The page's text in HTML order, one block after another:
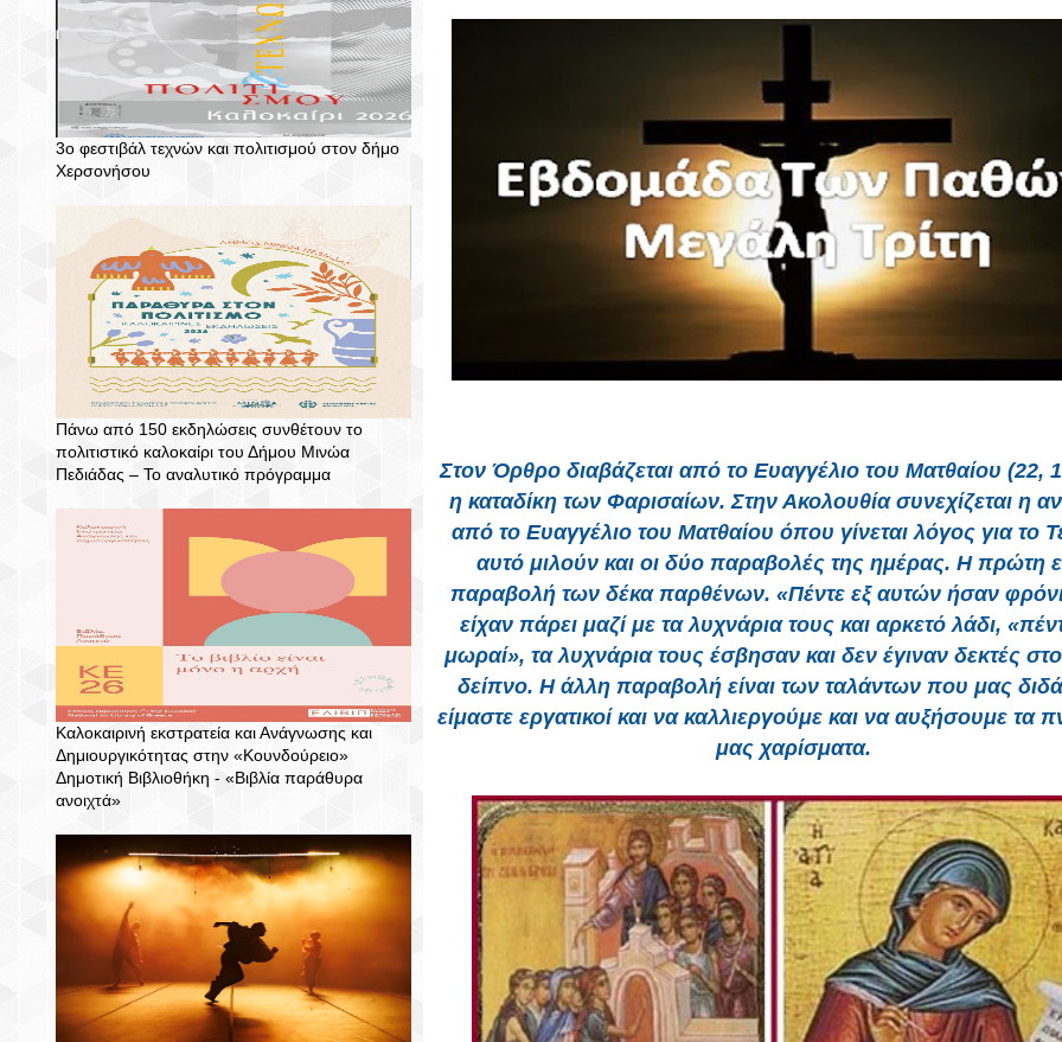
3ο φεστιβάλ τεχνών και πολιτισμού στον δήμο
Χερσονήσου
Πάνω από 150 εκδηλώσεις συνθέτουν το
πολιτιστικό καλοκαίρι του Δήμου Μινώα
Πεδιάδας – To αναλυτικό πρόγραμμα
Καλοκαιρινή εκστρατεία και Ανάγνωσης και
Δημιουργικότητας στην «Κουνδούρειο»
Δημοτική Βιβλιοθήκη - «Βιβλία παράθυρα
ανοιχτά»
Στον Όρθρο διαβάζεται από το Ευαγγέλιο του Ματθαίου (22,
η καταδίκη των Φαρισαίων. Στην Ακολουθία συνεχίζεται η
από το Ευαγγέλιο του Ματθαίου όπου γίνεται λόγος για το
αυτό μιλούν και οι δύο παραβολές της ημέρας. Η πρώτη
παραβολή των δέκα παρθένων. «Πέντε εξ αυτών ήσαν
είχαν πάρει μαζί με τα λυχνάρια τους και αρκετό λάδι,
μωραί», τα λυχνάρια τους έσβησαν και δεν έγιναν δεκτές
δείπνο. Η άλλη παραβολή είναι των ταλάντων που μας
είμαστε εργατικοί και να καλλιεργούμε και να αυξήσουμε τα
μας χαρίσματα.